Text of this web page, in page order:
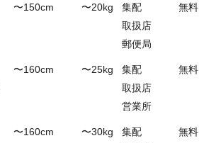
〜150cm 〜20kg
集配
取扱店
郵便局
無料
〜160cm 〜25kg
集配
取扱店
営業所
無料
〜160cm 〜30kg
集配
無料